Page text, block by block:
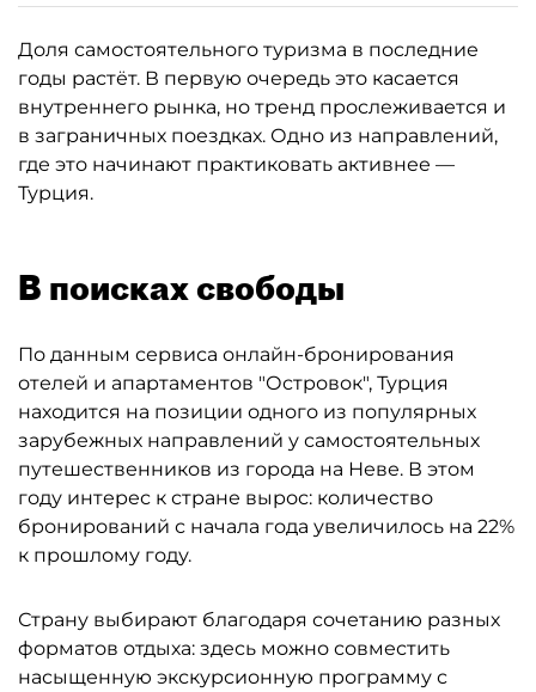
Доля самостоятельного туризма в последние
годы растёт. В первую очередь это касается
внутреннего рынка, но тренд прослеживается и
в заграничных поездках. Одно из направлений,
где это начинают практиковать активнее —
Турция.
В поисках свободы
По данным сервиса онлайн-бронирования
отелей и апартаментов "Островок", Турция
находится на позиции одного из популярных
зарубежных направлений у самостоятельных
путешественников из города на Неве. В этом
году интерес к стране вырос: количество
бронирований с начала года увеличилось на 22%
к прошлому году.
Страну выбирают благодаря сочетанию разных
форматов отдыха: здесь можно совместить
насыщенную экскурсионную программу с